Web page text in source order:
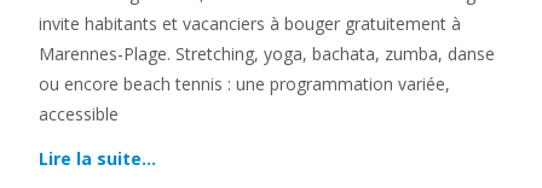
invite habitants et vacanciers à bouger gratuitement à
Marennes-Plage. Stretching, yoga, bachata, zumba, danse
ou encore beach tennis : une programmation variée,
accessible
Lire la suite…